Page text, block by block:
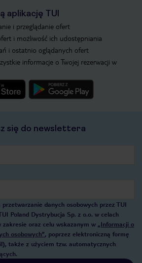
aplikację TUI
i przeglądanie ofert
i możliwość ich udostępniania
i ostatnio oglądanych ofert
informacje o Twojej rezerwacji w
się do newslettera
przetwarzanie danych osobowych przez TUI
Poland Dystrybucja Sp. z o.o. w celach
zakresie oraz celu wskazanym w „Informacji o
osobowych”, poprzez elektroniczną formę
także z użyciem tzw. automatycznych